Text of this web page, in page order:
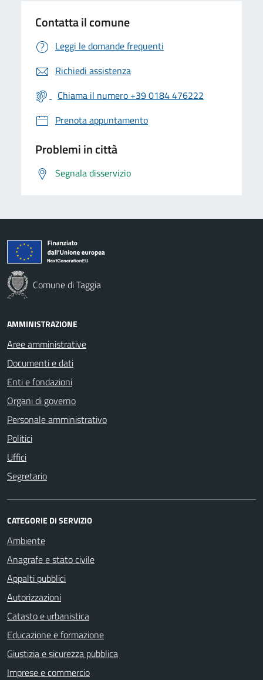
Contatta il comune
Leggi le domande frequenti
Richiedi assistenza
Chiama il numero +39 0184 476222
Prenota appuntamento
Problemi in città
Segnala disservizio
Comune di Taggia
AMMINISTRAZIONE
Aree amministrative
Documenti e dati
Enti e fondazioni
Organi di governo
Personale amministrativo
Politici
Uffici
Segretario
CATEGORIE DI SERVIZIO
Ambiente
Anagrafe e stato civile
Appalti pubblici
Autorizzazioni
Catasto e urbanistica
Educazione e formazione
Giustizia e sicurezza pubblica
Imprese e commercio